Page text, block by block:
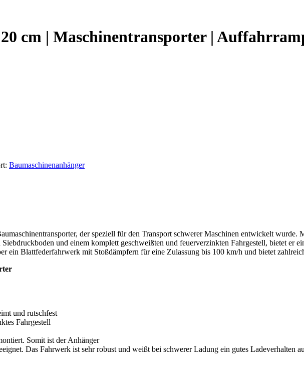
20 cm | Maschinentransporter |
Baumaschinenanhänger
der speziell für den Transport schwerer Maschinen entwickelt wurde.
und einem komplett geschweißten und feuerverzinkten Fahrgestell, bietet er
ein Blattfederfahrwerk mit Stoßdämpfern für eine Zulassung bis 100 km/h und bietet
und rutschfest
Fahrgestell
Somit ist der Anhänger
Das Fahrwerk ist sehr robust und weißt bei schwerer Ladung ein gutes Ladeverhalten